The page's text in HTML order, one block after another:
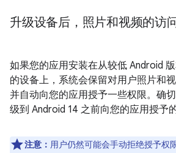
升级设备后，照片和视频的访
如果您的应用安装在从较低 Android
的设备上，系统会保留对用户照片和
并自动向您的应用授予一些权限。确
级到 Android 14 之前向您的应用授予
注意： 用户仍然可能会手动拒绝授予权